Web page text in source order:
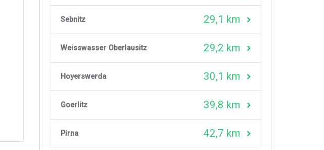
Sebnitz 29,1 km
Weisswasser Oberlausitz 29,2 km
Hoyerswerda 30,1 km
Goerlitz 39,8 km
Pirna 42,7 km